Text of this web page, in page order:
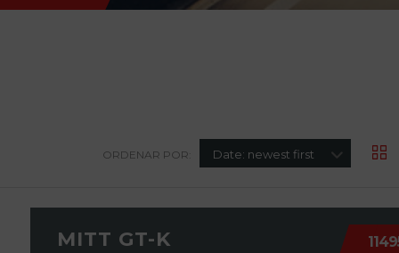
ORDENAR POR: Date: newest first
MITT GT-K